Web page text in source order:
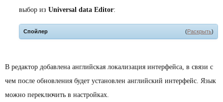
выбор из Universal data Editor:
(Раскрыть)
Спойлер
В редактор добавлена английская локализация интерфейса, в связи с
чем после обновления будет установлен английский интерфейс. Язык
можно переключить в настройках.